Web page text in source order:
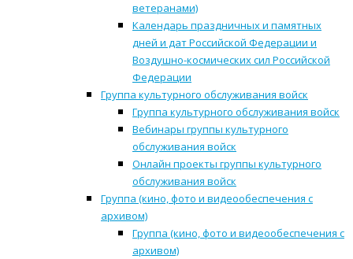
ветеранами)
Календарь праздничных и памятных
дней и дат Российской Федерации и
Воздушно-космических сил Российской
Федерации
Группа культурного обслуживания войск
Группа культурного обслуживания войск
Вебинары группы культурного
обслуживания войск
Онлайн проекты группы культурного
обслуживания войск
Группа (кино, фото и видеообеспечения с
архивом)
Группа (кино, фото и видеообеспечения с
архивом)